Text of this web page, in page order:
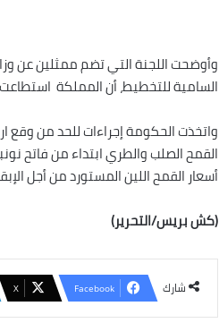
وأوضحت اللجنة التي تضم ممثلين عن
السامية للتخطيط، أن المملكة
واتخذت الحكومة إجراءات للحد من وقع
أسعار القمح اللين المستورد من أجل
(كش بريس/التحرير)
شارك Facebook
X